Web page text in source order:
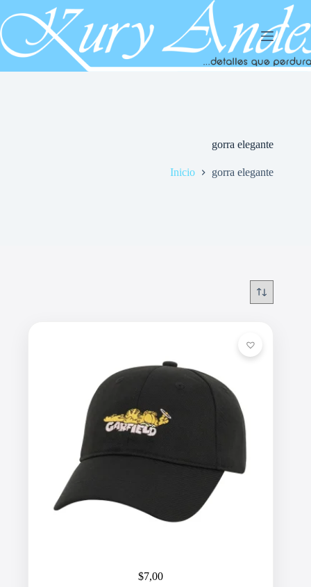
al
contenido
gorra elegante
Inicio gorra elegante
$7,00